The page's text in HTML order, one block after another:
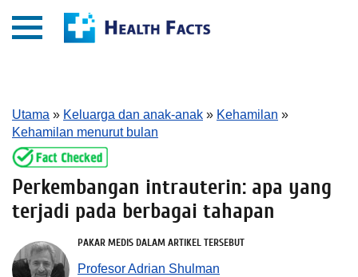
Utama » Keluarga dan anak-anak » Kehamilan »
Kehamilan menurut bulan
Perkembangan intrauterin: apa yang
terjadi pada berbagai tahapan
PAKAR MEDIS DALAM ARTIKEL TERSEBUT
Profesor Adrian Shulman